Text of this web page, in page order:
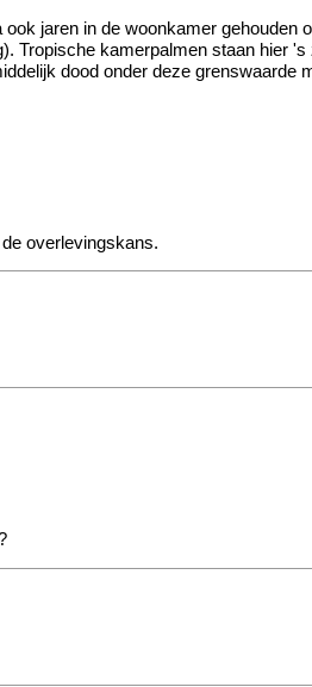
jaren in de woonkamer
Tropische kamerpalmen staan hier
dood onder deze grenswaarde
overlevingskans.